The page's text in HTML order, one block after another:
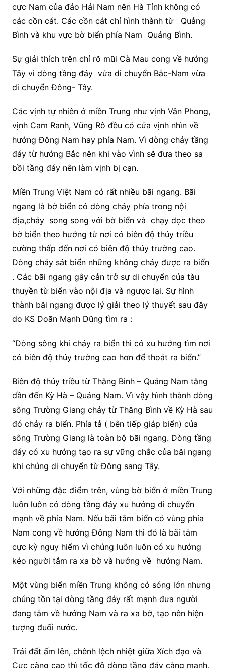
cực Nam của đảo Hải Nam nên Hà Tỉnh không có
các cồn cát. Các cồn cát chỉ hình thành từ Quảng
Bình và khu vực bờ biển phía Nam Quảng Bình.
Sự giải thích trên chỉ rõ mũi Cà Mau cong về hướng
Tây vì dòng tầng đáy vừa di chuyển Bắc-Nam vừa
di chuyển Đông- Tây.
Các vịnh tự nhiên ở miền Trung như vịnh Vân Phong,
vịnh Cam Ranh, Vũng Rô đều có cửa vịnh nhìn về
hướng Đông Nam hay phía Nam. Vì dòng chảy tầng
đáy từ hướng Bắc nên khi vào vình sẽ đưa theo sa
bồi tầng đáy nên làm vịnh bị cạn.
Miền Trung Việt Nam có rất nhiều bãi ngang. Bãi
ngang là bờ biển có dòng chảy phía trong nội
địa,chảy song song với bờ biển và chạy dọc theo
bờ biển theo hướng từ nơi có biên độ thủy triều
cường thấp đến nơi có biên độ thủy trường cao.
Dòng chảy sát biển những không chảy được ra biển
. Các bãi ngang gây cản trở sự di chuyển của tàu
thuyền từ biển vào nội địa và ngược lại. Sự hình
thành bãi ngang được lý giải theo lý thuyết sau đây
do KS Doãn Mạnh Dũng tìm ra :
“Dòng sông khi chảy ra biển thì có xu hướng tìm nơi
có biên độ thủy trường cao hơn để thoát ra biển.”
Biên độ thủy triều từ Thăng Bình – Quảng Nam tăng
dần đến Kỳ Hà – Quảng Nam. Vì vậy hình thành dòng
sông Trường Giang chảy từ Thăng Bình về Kỳ Hà sau
đó chảy ra biển. Phía tả ( bên tiếp giáp biển) của
sông Trường Giang là toàn bộ bãi ngang. Dòng tầng
đáy có xu hướng tạo ra sự vững chắc của bãi ngang
khi chúng di chuyển từ Đông sang Tây.
Với những đặc điểm trên, vùng bờ biển ở miền Trung
luôn luôn có dòng tầng đáy xu hướng di chuyển
mạnh về phía Nam. Nếu bãi tắm biển có vùng phía
Nam cong về hướng Đông Nam thì đó là bãi tắm
cực kỳ nguy hiểm vì chúng luôn luôn có xu hướng
kéo người tắm ra xa bờ và hướng về hướng Nam.
Một vùng biển miền Trung không có sóng lớn nhưng
chúng tồn tại dòng tầng đáy rất mạnh đưa người
đang tắm về hướng Nam và ra xa bờ, tạo nên hiện
tượng đuối nước.
Trái đất ấm lên, chênh lệch nhiệt giữa Xích đạo và
Cực càng cao thì tốc độ dòng tầng đáy càng mạnh,